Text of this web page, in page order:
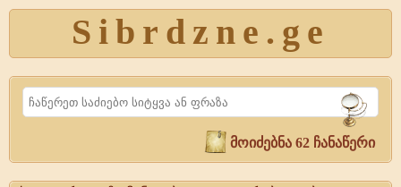
Sibrdzne.ge
Search
მოიძებნა 62 ჩანაწერი